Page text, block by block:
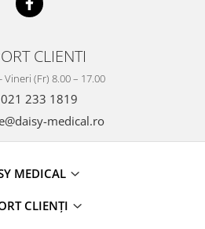
CLIENTI
Vineri (Fr) 8.00 – 17.00
021 233 1819
medical.ro
MEDICAL
CLIENȚI